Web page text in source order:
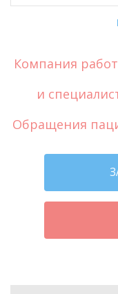
Компания
и
Обращения